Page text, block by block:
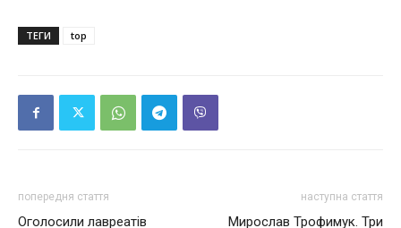
ТЕГИ top
попередня стаття
Оголосили лавреатів
наступна стаття
Мирослав Трофимук. Три